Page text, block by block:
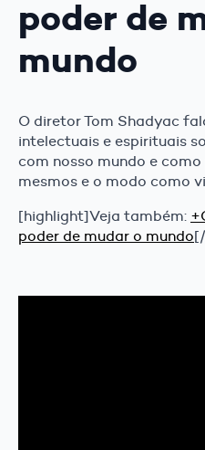
poder de
mundo
O diretor Tom Shadyac
intelectuais e espirituais
com nosso mundo e
mesmos e o modo como
[highlight]Veja também:
poder de mudar o mundo